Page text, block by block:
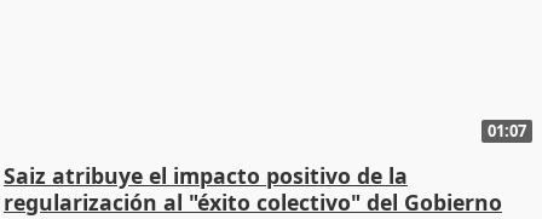
01:07
Saiz atribuye el impacto positivo de la
regularización al "éxito colectivo" del Gobierno